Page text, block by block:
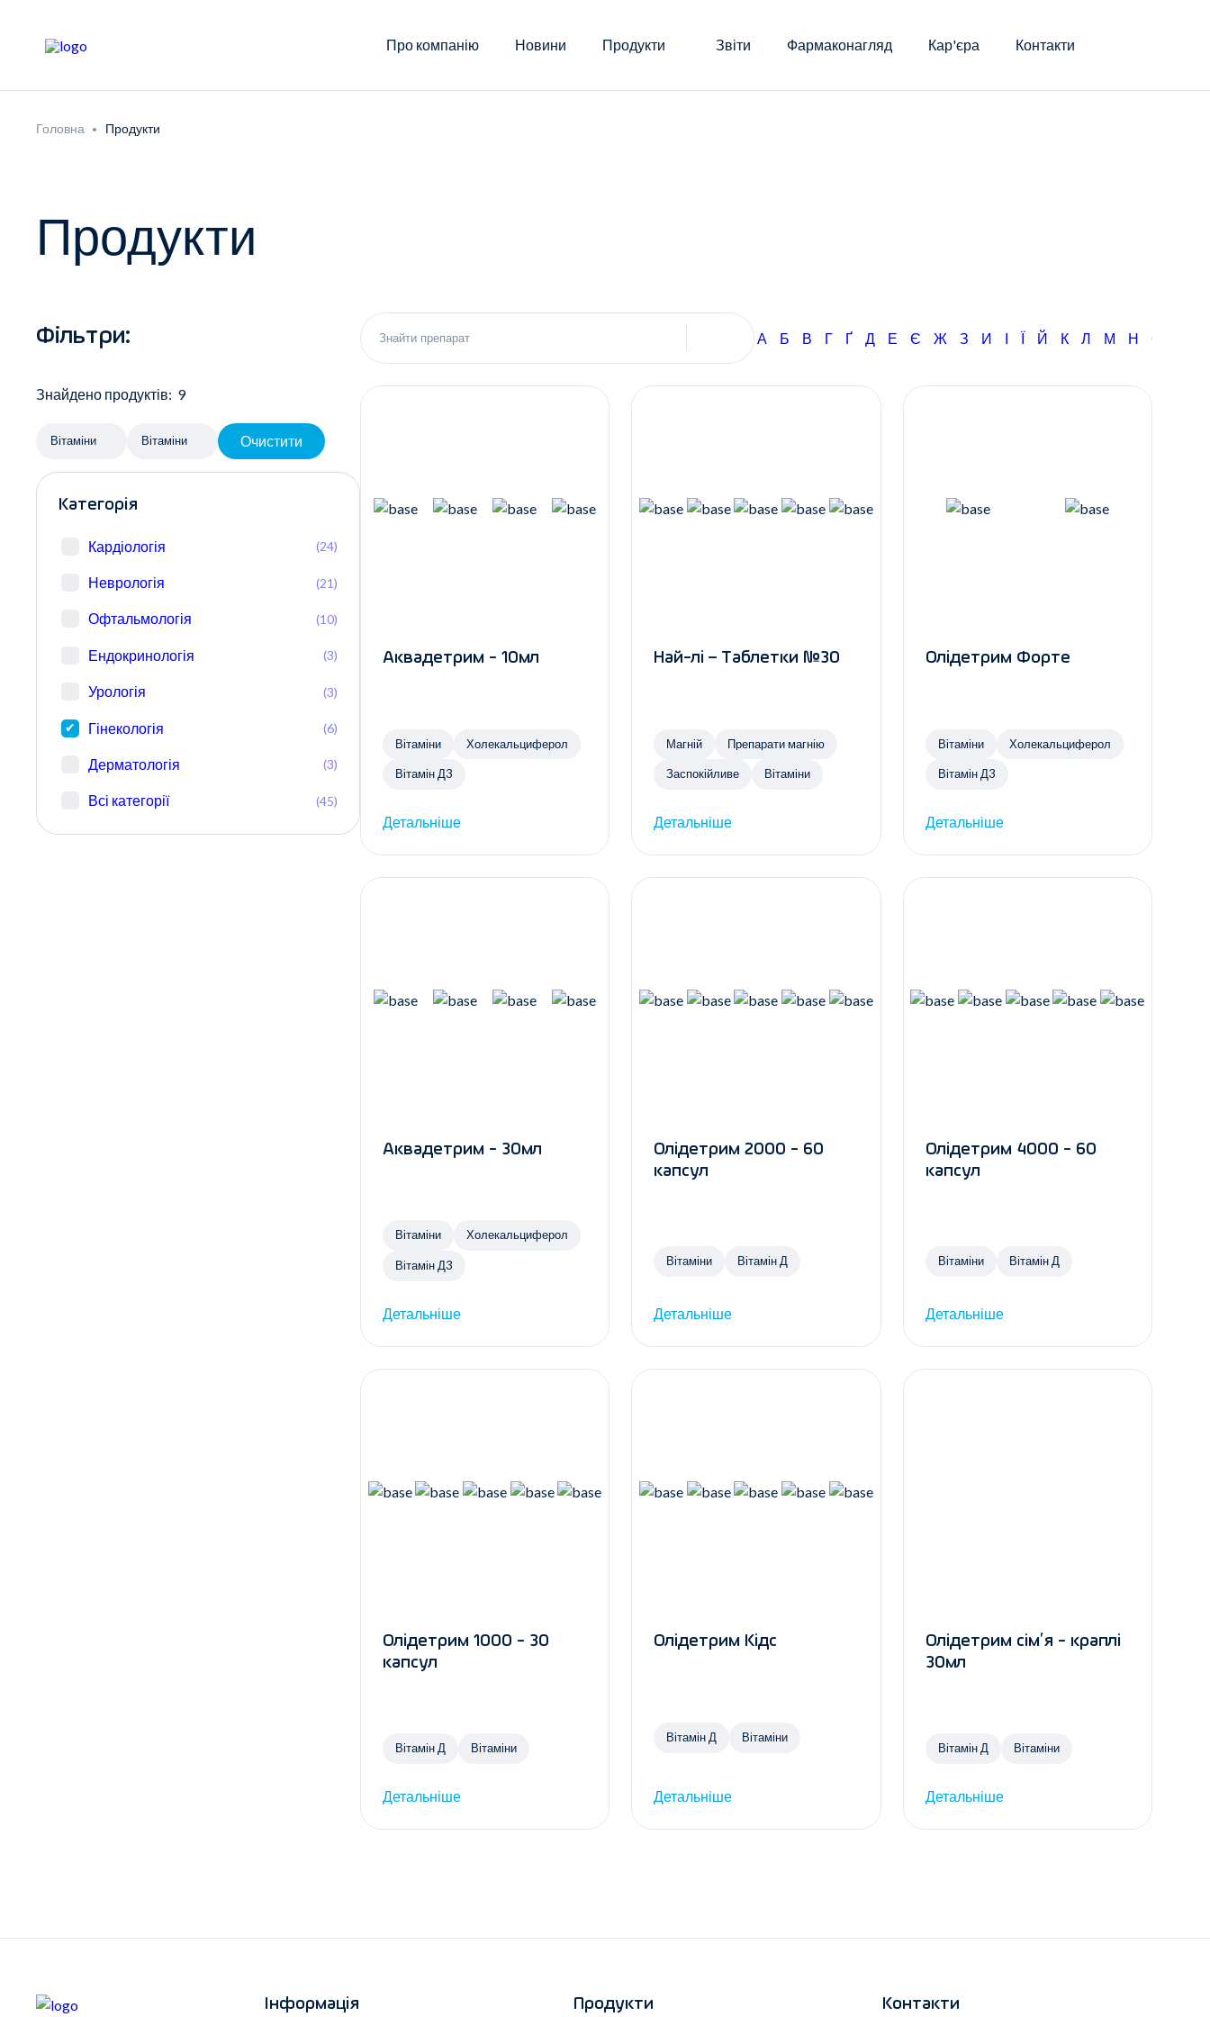
Про компанію Новини Продукти Звіти Фармаконагляд Кар'єра Контакти
Головна Продукти
Продукти
Фільтри:
Знайдено продуктів: 9
Вітаміни Вітаміни Очистити
Категорія
Кардіологія (24)
Неврологія (21)
Офтальмологія (10)
Ендокринологія (3)
Урологія (3)
Гінекологія (6)
Дерматологія (3)
Всі категорії (45)
А Б В Г Ґ Д Е Є Ж З И І Ї Й К Л М Н О
Аквадетрим - 10мл
Вітаміни Холекальциферол
Вітамін Д3
Детальніше
Най-лі – Таблетки №30
Магній Препарати магнію
Заспокійливе Вітаміни
Детальніше
Олідетрим Форте
Вітаміни Холекальциферол
Вітамін Д3
Детальніше
Аквадетрим - 30мл
Вітаміни Холекальциферол
Вітамін Д3
Детальніше
Олідетрим 2000 - 60
капсул
Вітаміни Вітамін Д
Детальніше
Олідетрим 4000 - 60
капсул
Вітаміни Вітамін Д
Детальніше
Олідетрим 1000 - 30
капсул
Вітамін Д Вітаміни
Детальніше
Олідетрим Кідс
Вітамін Д Вітаміни
Детальніше
Олідетрим сім’я - краплі
30мл
Вітамін Д Вітаміни
Детальніше
Інформація Продукти Контакти